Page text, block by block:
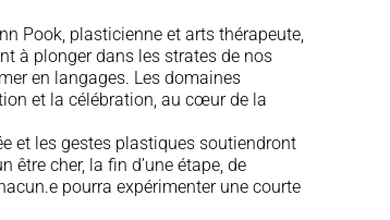
Pook, plasticienne et arts thérapeute,
à plonger dans les strates de nos
en langages. Les domaines
et la célébration, au cœur de la
et les gestes plastiques soutiendront
être cher, la fin d’une étape, de
pourra expérimenter une courte